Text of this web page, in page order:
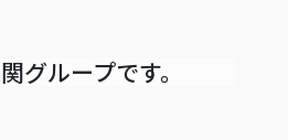
グループです。